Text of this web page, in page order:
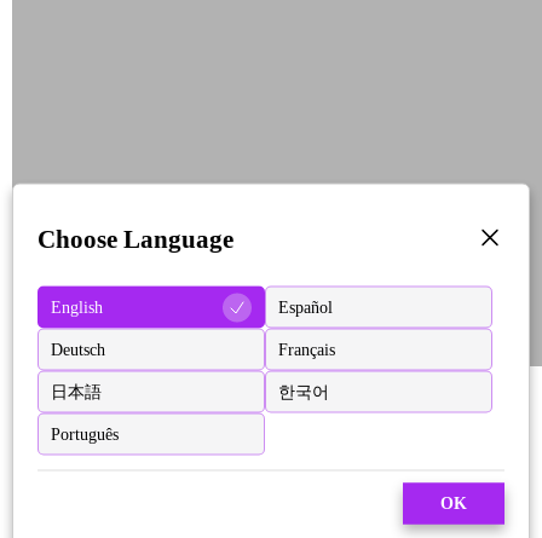
Choose Language
English Español
Deutsch Français
日本語 한국어
Português
OK